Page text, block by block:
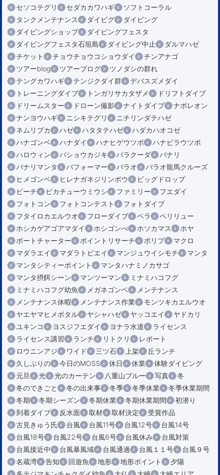
セソコテグリ
セダカカワハギ
ソフトコーラル
タンクメンテナンス
ダイビグ
ダイビング
ダイビングショップ
ダイビングフェスタ
ダイビングフェスタ石垣島
ダイビング中止
ダルマハゼ
チケット
チョウチョウコショウダイ
チンアナゴ
ツアーblog
ツアーブログ
ツノダシの群れ
テングカワハギ
テンジクダイ群
デバスズメダイ
トレーニングダイブ
トンガリサカタザメ
ドリフトダイブ
ドリームスター
ドローン撮影 ナイトダイブ
ナポレオン
ナンヨウハギ
ニシキテグリ
ニチリンダテハゼ
ネムリブカ
ハゼ ハタタテハゼ
ハダカハオコゼ
ハナゴンベ
ハナダイ ハナヒゲウツボ
ハナビラウツボ
ハロウィン
バショウカジキ バラクーダ
パナリ
パナリマンタ
パフォーマー パラオ
パラオ龍馬クルーズ
ヒメゴンベ
ヒレナガネジリンボウ
ビッグドロップ
ビーチ
ピカチューウミウシ ファミリー
フエダイ
フォトコン
フォトコンテスト
フォトダイブ
フタイロカエルウオ
フローダイブ ベラ
ペリリュー
ホシカゲアゴアマダイ
ホシゴンべ ホソカマス
ホヤ
ボートチャーター
ポイントリサーチ ポリプ
マクロ
マダラエイ
マダラトビエイ マンジュウイシモチ
マンタ
マンタシティーポイント
マンタハナミノカサゴ
マンタ摂餌シーン
マンツーマン
ミナミハコフグ
ミナミハコフグ幼魚
メガネゴンベ
メンテナンス
メンテナンス休暇
メンテナンス作業
モンツキカエルウオ
ヤエヤマヒメボタル
ヤシャハゼ ヤッコエイ
ヤドカリ
ユキンコ
ヨスジフエダイ ヨナラ水道
ライセンス
ライセンス講習
ランチ リトクリ
レポート
ロウニンアジ
ワイド 三ツ石 上架
丘ランチ
久しぶりの
今日のMOSS 休日 休業
体験ダイビング
元旦
光 光のカーテン 八重山ブルー 写真
冬
冬のできごと
冬の出来事 冬季 冬季休業
冬季休業期間
冬期
冬期シーズン 冬期休業 冬期休業期間
初潜り
到着ダイブ
反水面 取材 取材決定
受賞作品
古見きゅう氏
台風 台風11号 台風12号
台風14号
台風18号
台風22号 台風6号 台風休み
台風対策
台風接近中
台風暴風域 台風通過 台風１１号
台風９号
名蔵湾
告知 回遊魚 地形 地形ポイント
夕陽